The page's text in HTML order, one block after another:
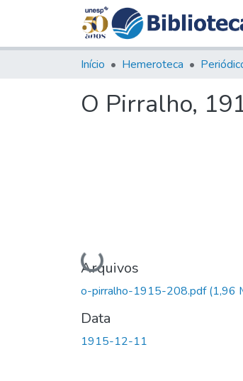
Início Hemeroteca
O Pirralho,
Carregando...
Arquivos
o-pirralho-1915-208.pdf(1,96
Data
1915-12-11